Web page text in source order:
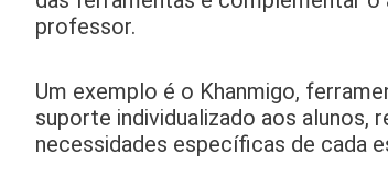
professor.
Um exemplo é o Khanmigo,
suporte individualizado aos alunos,
necessidades específicas de cada